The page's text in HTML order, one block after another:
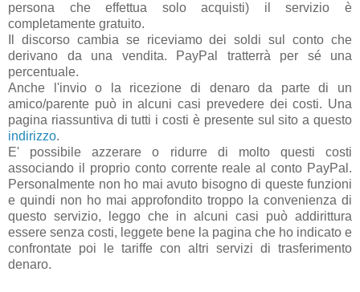
persona che effettua solo acquisti) il servizio è
completamente gratuito.
Il discorso cambia se riceviamo dei soldi sul conto che
derivano da una vendita. PayPal tratterrà per sé una
percentuale.
Anche l'invio o la ricezione di denaro da parte di un
amico/parente può in alcuni casi prevedere dei costi. Una
pagina riassuntiva di tutti i costi è presente sul sito a questo
indirizzo.
E' possibile azzerare o ridurre di molto questi costi
associando il proprio conto corrente reale al conto PayPal.
Personalmente non ho mai avuto bisogno di queste funzioni
e quindi non ho mai approfondito troppo la convenienza di
questo servizio, leggo che in alcuni casi può addirittura
essere senza costi, leggete bene la pagina che ho indicato e
confrontate poi le tariffe con altri servizi di trasferimento
denaro.